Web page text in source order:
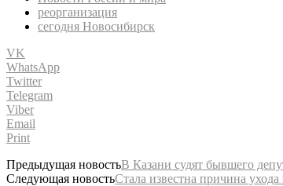
реорганизация
сегодня Новосибирск
VK
WhatsApp
Twitter
Telegram
Viber
Email
Print
Предыдущая новостьВ Казани судят бывшего
Следующая новостьСтала известна причина